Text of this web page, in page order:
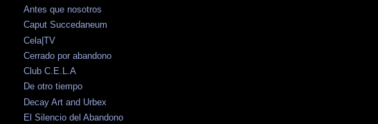
Antes que nosotros
Caput Succedaneum
Cela|TV
Cerrado por abandono
Club C.E.L.A
De otro tiempo
Decay Art and Urbex
El Silencio del Abandono